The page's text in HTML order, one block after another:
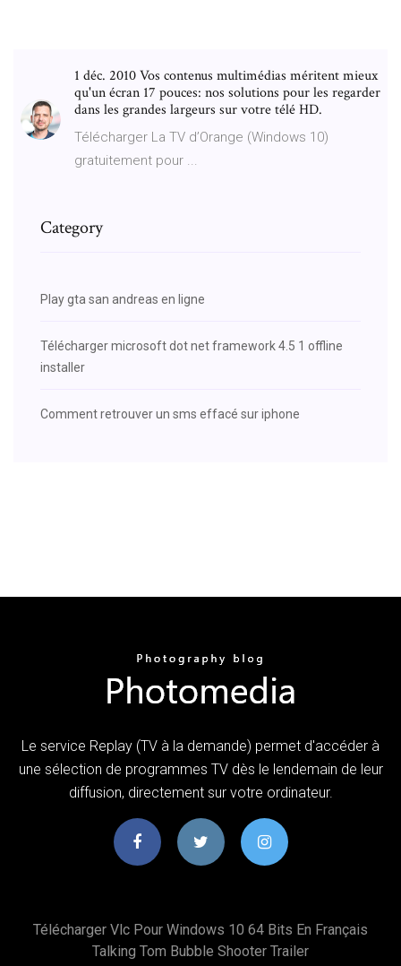
1 déc. 2010 Vos contenus multimédias méritent mieux
qu'un écran 17 pouces: nos solutions pour les regarder
dans les grandes largeurs sur votre télé HD.
Télécharger La TV d’Orange (Windows 10)
gratuitement pour ...
Category
Play gta san andreas en ligne
Télécharger microsoft dot net framework 4.5 1 offline
installer
Comment retrouver un sms effacé sur iphone
Le service Replay (TV à la demande) permet d'accéder à
une sélection de programmes TV dès le lendemain de leur
diffusion, directement sur votre ordinateur.
Télécharger Vlc Pour Windows 10 64 Bits En Français
Talking Tom Bubble Shooter Trailer